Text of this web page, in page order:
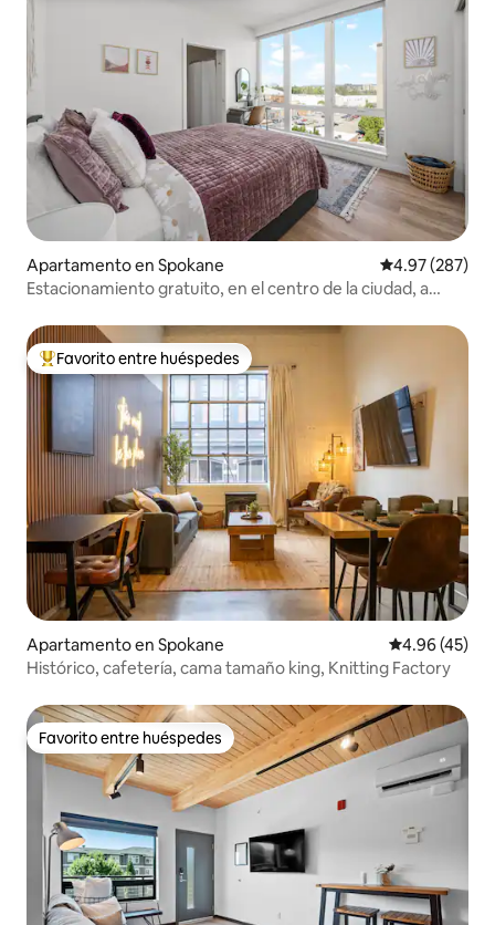
Apartamento en Spokane Calificación
4.97 (287)
Estacionamiento gratuito, en el centro de la ciudad, a
Favorito entre huéspedes preferido
Favorito entre huéspedes
Apartamento en Spokane Calificación
4.96 (45)
Histórico, cafetería, cama tamaño king, Knitting Factory
Favorito entre huéspedes
Favorito entre huéspedes